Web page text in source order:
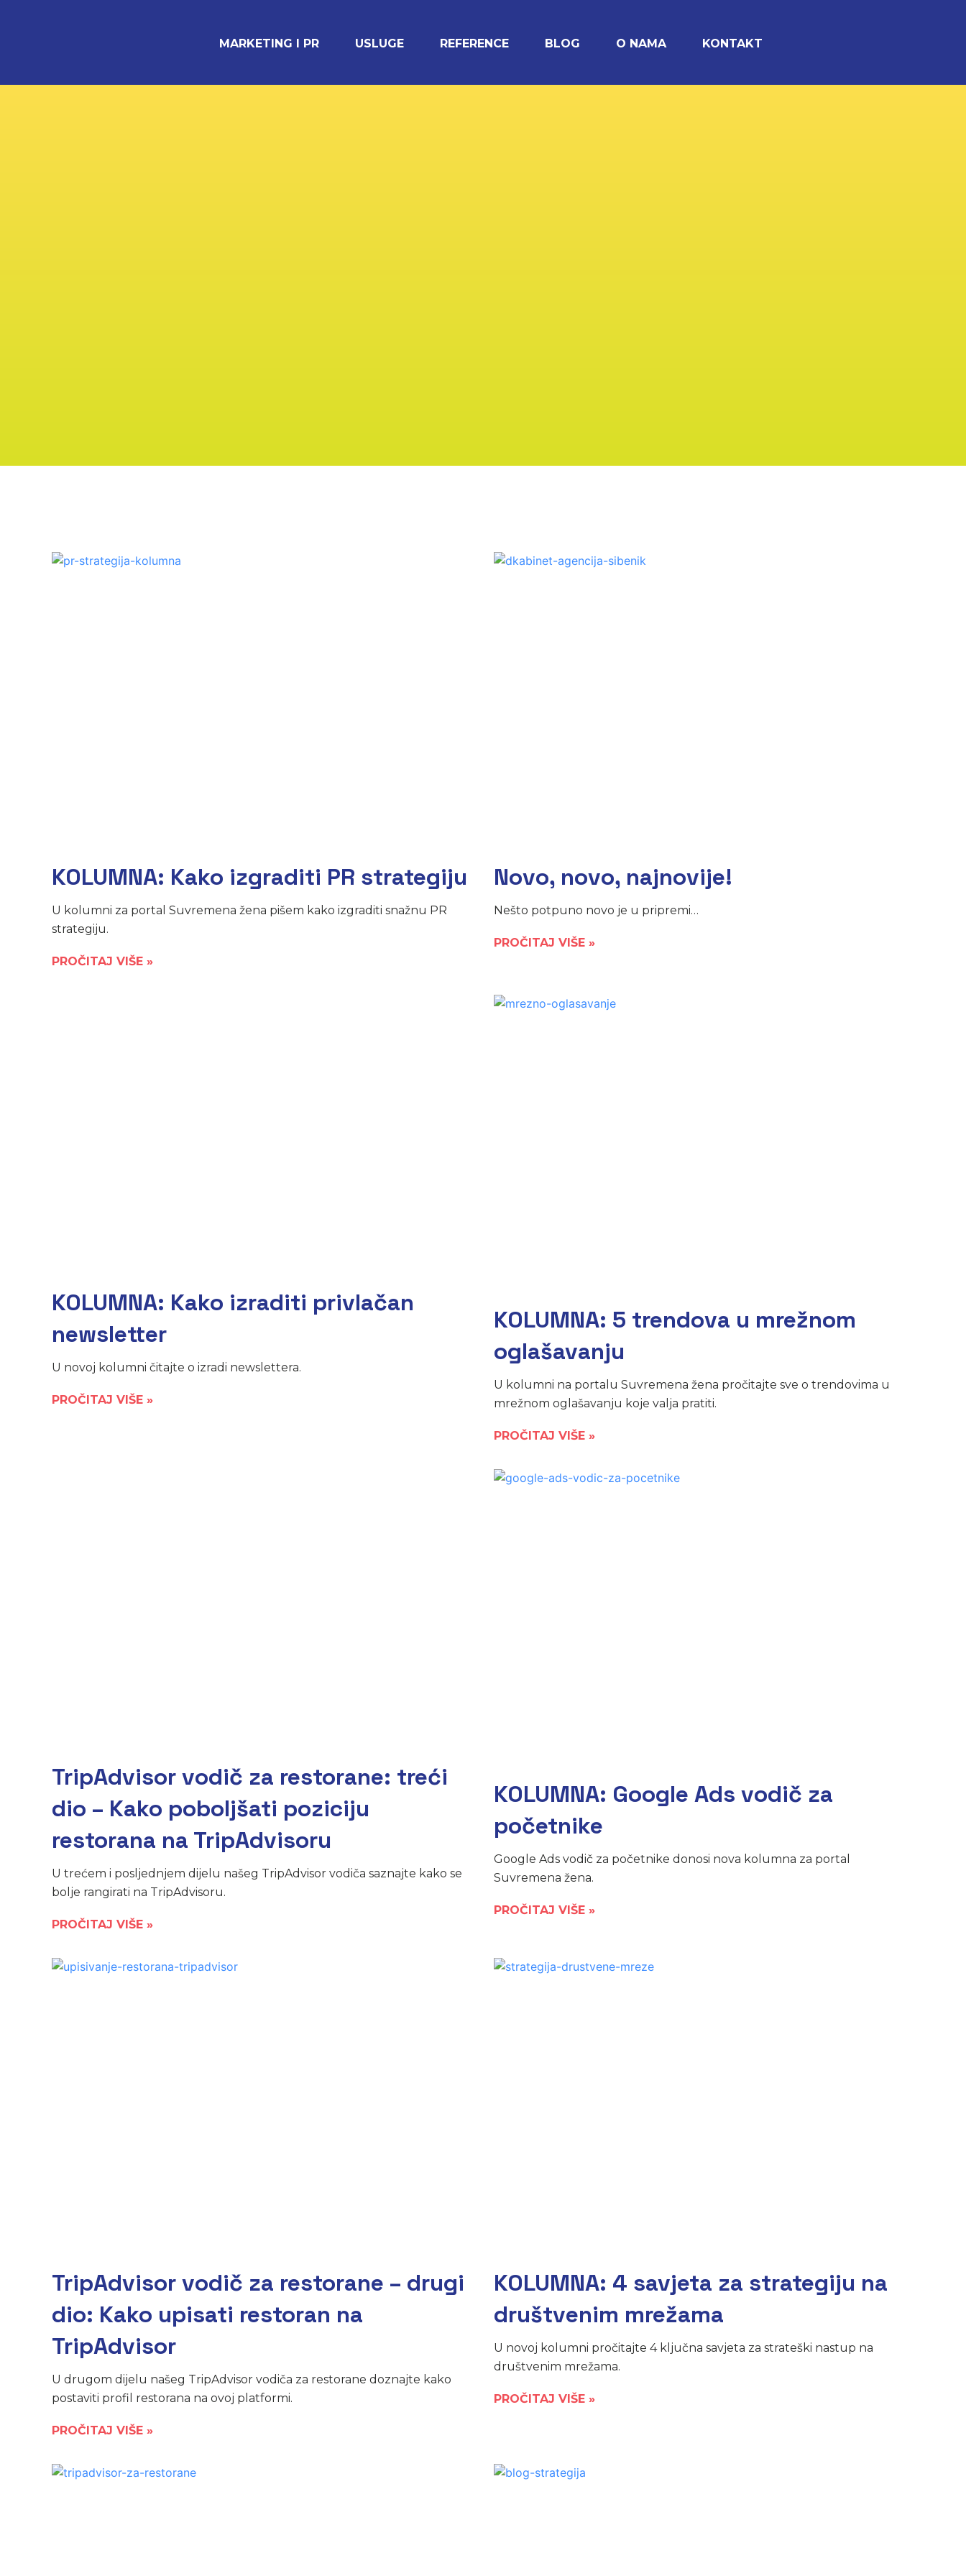
MARKETING I PR USLUGE REFERENCE BLOG O NAMA KONTAKT
KOLUMNA: Kako izgraditi PR strategiju
U kolumni za portal Suvremena žena pišem kako izgraditi snažnu PR
strategiju.
PROČITAJ VIŠE »
Novo, novo, najnovije!
Nešto potpuno novo je u pripremi…
PROČITAJ VIŠE »
KOLUMNA: Kako izraditi privlačan
newsletter
U novoj kolumni čitajte o izradi newslettera.
PROČITAJ VIŠE »
KOLUMNA: 5 trendova u mrežnom
oglašavanju
U kolumni na portalu Suvremena žena pročitajte sve o trendovima u
mrežnom oglašavanju koje valja pratiti.
PROČITAJ VIŠE »
TripAdvisor vodič za restorane: treći
dio – Kako poboljšati poziciju
restorana na TripAdvisoru
U trećem i posljednjem dijelu našeg TripAdvisor vodiča saznajte kako se
bolje rangirati na TripAdvisoru.
PROČITAJ VIŠE »
KOLUMNA: Google Ads vodič za
početnike
Google Ads vodič za početnike donosi nova kolumna za portal
Suvremena žena.
PROČITAJ VIŠE »
TripAdvisor vodič za restorane – drugi
dio: Kako upisati restoran na
TripAdvisor
U drugom dijelu našeg TripAdvisor vodiča za restorane doznajte kako
postaviti profil restorana na ovoj platformi.
PROČITAJ VIŠE »
KOLUMNA: 4 savjeta za strategiju na
društvenim mrežama
U novoj kolumni pročitajte 4 ključna savjeta za strateški nastup na
društvenim mrežama.
PROČITAJ VIŠE »